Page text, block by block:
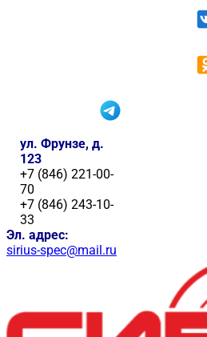
ул. Фрунзе, д.
123
+7 (846) 221-00-
70
+7 (846) 243-10-
33
Эл. адрес:
sirius-spec@mail.ru